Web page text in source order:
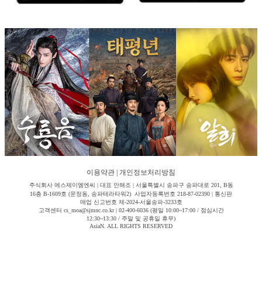
이용약관 개인정보처리방침
주식회사 에스제이엠엔씨 | 대표 안해조 | 서울특별시 송파구 송파대로 201, B동
16층 B-1609호 (문정동, 송파테라타워2) 사업자등록번호 218-87-02390 | 통신판
매업 신고번호 제-2024-서울송파-3233호
고객센터 cs_moa@sjmnc.co.kr | 02-400-6036 (평일 10:00~17:00 / 점심시간
12:30~13:30 / 주말 및 공휴일 휴무)
AsiaN. ALL RIGHTS RESERVED